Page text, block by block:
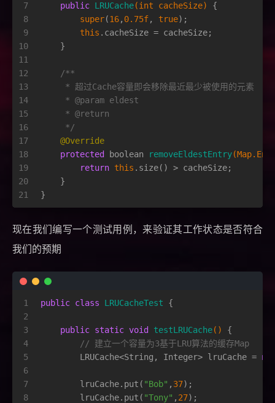
7
8
9
10
11
12
13
14
15
16
17
18
19
20
21
public LRUCache(int cacheSize)
{
super(16, 0.75f, true);
this .cacheSize = cacheSize;
    }
/**
     * 超过Cache容量即会移除最近最少被使用的元素
     *
@param eldest
     *
@return
     */
@Override
protected
boolean removeEldestEntry
return this .size() > cacheSize;
    }
}
现在我们编写一个测试用例，来验证其工作状态是否符合
我们的预期
1
2
3
4
5
6
7
8
public class LRUCacheTest {
public static void testLRUCache()
{
// 建立一个容量为3基于LRU算法的缓存Map
        LRUCache<String, Integer> lruCache =
        lruCache.put(
"Bob" , 37);
        lruCache.put(
"Tony" , 27);